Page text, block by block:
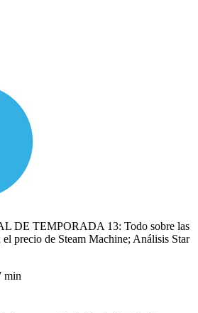
DE TEMPORADA 13: Todo sobre las
precio de Steam Machine; Análisis Star
min